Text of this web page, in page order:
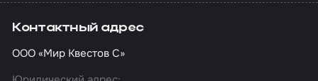
Контактный адрес
ООО «Мир Квестов С»